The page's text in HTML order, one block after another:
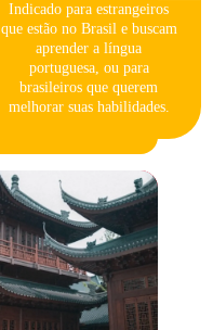
Indicado para estrangeiros
que estão no Brasil e buscam
aprender a língua
portuguesa, ou para
brasileiros que querem
melhorar suas habilidades.